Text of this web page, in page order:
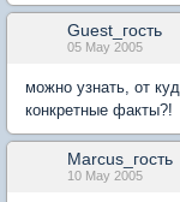
Guest_гость
05 May 2005
можно узнать, от
конкретные факты?!
Marcus_гость
10 May 2005